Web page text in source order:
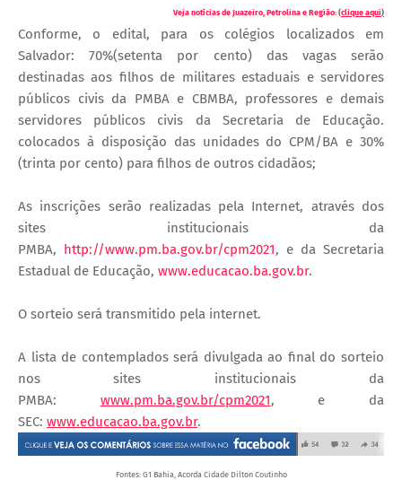
Veja notícias de Juazeiro, Petrolina e Região: (clique aqui)
Conforme, o edital, para os colégios localizados em
Salvador: 70%(setenta por cento) das vagas serão
destinadas aos filhos de militares estaduais e servidores
públicos civis da PMBA e CBMBA, professores e demais
servidores públicos civis da Secretaria de Educação.
colocados à disposição das unidades do CPM/BA e 30%
(trinta por cento) para filhos de outros cidadãos;
As inscrições serão realizadas pela Internet, através dos
sites institucionais da
PMBA, http://www.pm.ba.gov.br/cpm2021, e da Secretaria
Estadual de Educação, www.educacao.ba.gov.br.
O sorteio será transmitido pela internet.
A lista de contemplados será divulgada ao final do sorteio
nos sites institucionais da
PMBA: www.pm.ba.gov.br/cpm2021, e da
SEC: www.educacao.ba.gov.br.
Fontes: G1 Bahia, Acorda Cidade Dilton Coutinho